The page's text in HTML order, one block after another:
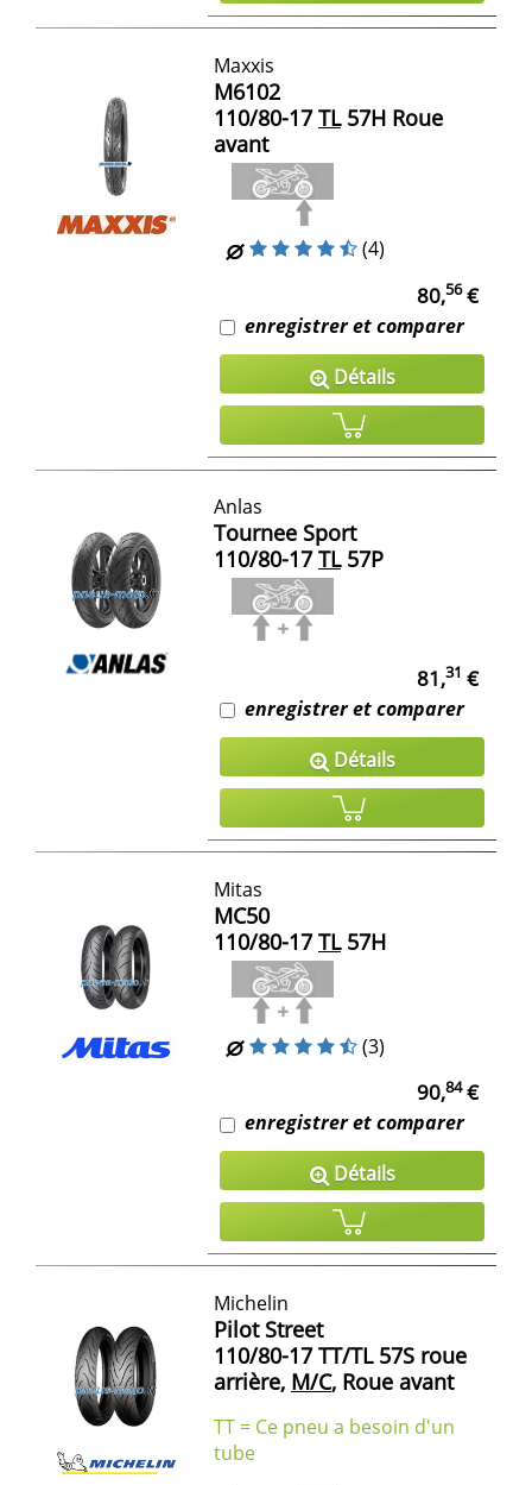
Maxxis
M6102
110/80-17 TL57H Roue
avant
(4)
80,56€
enregistrer et comparer
Détails
Anlas
Tournee Sport
110/80-17 TL57P
81,31 €
enregistrer et comparer
Détails
Mitas
MC50
110/80-17 TL57H
(3)
90,84€
enregistrer et comparer
Détails
Michelin
Pilot Street
110/80-17 TT/TL 57S roue
arrière, M/C, Roue avant
TT = Ce pneu a besoin d'un
tube